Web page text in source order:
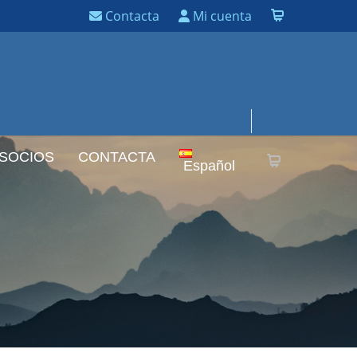
Contacta Mi cuenta
CONTACTA
Español